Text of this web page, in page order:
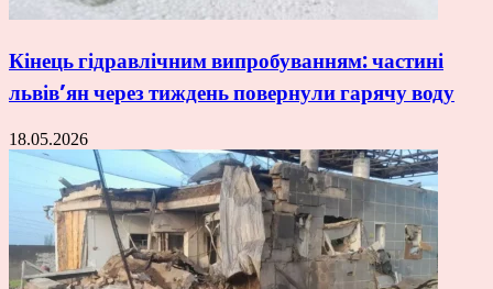
Кінець гідравлічним випробуванням: частині
львів’ян через тиждень повернули гарячу воду
18.05.2026